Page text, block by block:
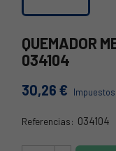
QUEMADOR
034104
30,26 €
Referencias: 034104
44BY0212